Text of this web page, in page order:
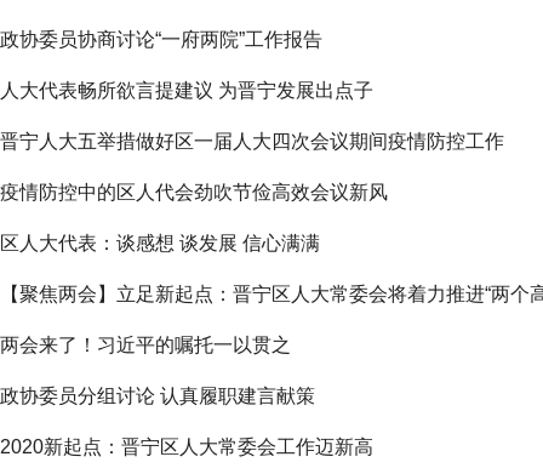
政协委员协商讨论“一府两院”工作报告
人大代表畅所欲言提建议 为晋宁发展出点子
晋宁人大五举措做好区一届人大四次会议期间疫情防控工作
疫情防控中的区人代会劲吹节俭高效会议新风
区人大代表：谈感想 谈发展 信心满满
【聚焦两会】立足新起点：晋宁区人大常委会将着力推进“两个
两会来了！习近平的嘱托一以贯之
政协委员分组讨论 认真履职建言献策
2020新起点：晋宁区人大常委会工作迈新高